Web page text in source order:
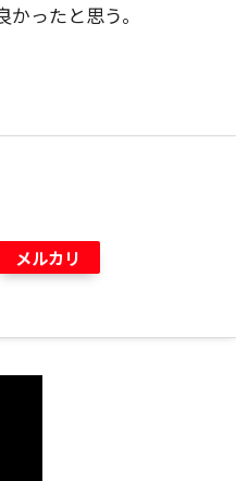
ったと思う。
メルカリ